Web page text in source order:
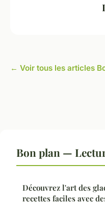
← Voir tous les articles
Bon plan —
Découvrez l'art des
recettes faciles avec